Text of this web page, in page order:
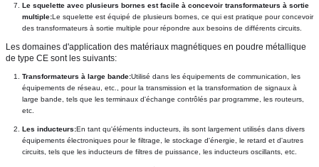
Le squelette avec plusieurs bornes est facile à concevoir transformateurs à sortie
multiple:Le squelette est équipé de plusieurs bornes, ce qui est pratique pour concevoir
des transformateurs à sortie multiple pour répondre aux besoins de différents circuits.
Les domaines d'application des matériaux magnétiques en poudre métallique
de type CE sont les suivants:
Transformateurs à large bande:Utilisé dans les équipements de communication, les
équipements de réseau, etc., pour la transmission et la transformation de signaux à
large bande, tels que les terminaux d'échange contrôlés par programme, les routeurs,
etc.
Les inducteurs:En tant qu'éléments inducteurs, ils sont largement utilisés dans divers
équipements électroniques pour le filtrage, le stockage d'énergie, le retard et d'autres
circuits, tels que les inducteurs de filtres de puissance, les inducteurs oscillants, etc.